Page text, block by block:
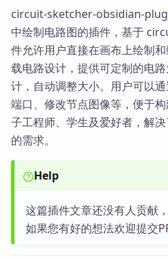
circuit-sketcher-obsidian-
中绘制电路图的插件，基于
件允许用户直接在画布上绘制
载电路设计，提供可定制的电
计，自动调整大小。用户可以
端口、修改节点图像等，便于
子工程师、学生及爱好者，解
的需求。
Help
这篇插件文章还没有人贡献
如果您有好的想法欢迎提交